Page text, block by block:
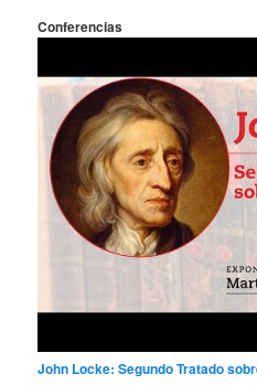
Conferencias
John Locke: Segundo Tratado